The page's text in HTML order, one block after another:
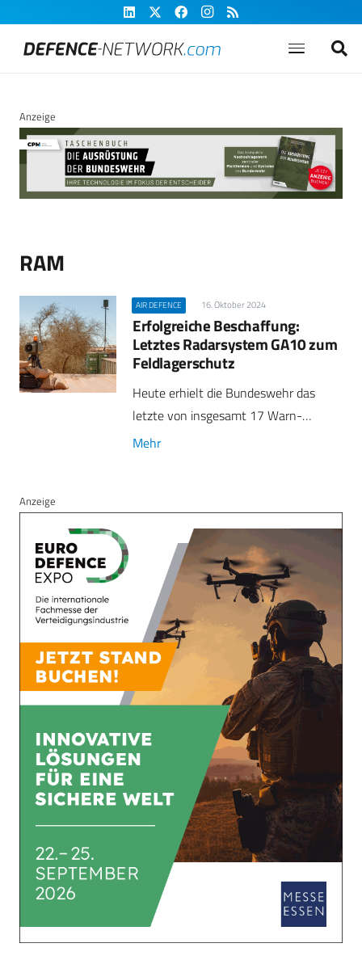
Anzeige
RAM
AIR DEFENCE 16. Oktober 2024
Erfolgreiche Beschaffung:
Letztes Radarsystem GA10 zum
Feldlagerschutz
Heute erhielt die Bundeswehr das
letzte von insgesamt 17 Warn-…
Mehr
Anzeige